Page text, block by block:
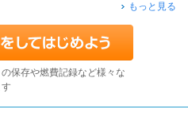
もっと見る
保存や燃費記録など様々な